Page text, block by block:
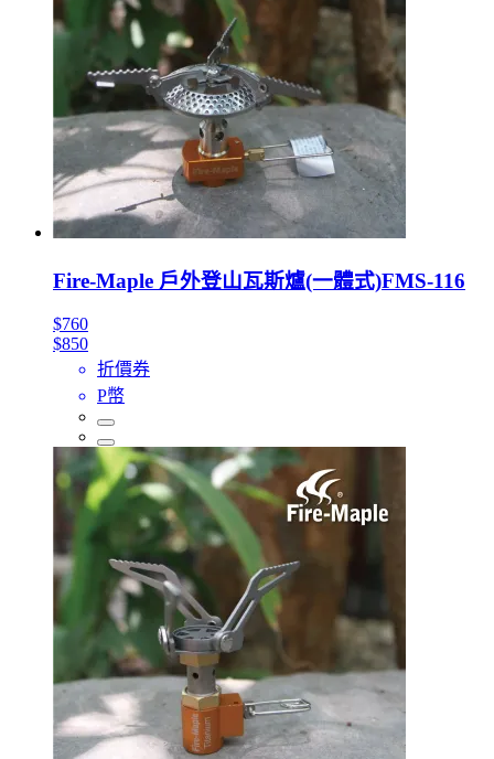
Fire-Maple 戶外登山瓦斯爐(一體式)FMS-116
$760
$850
折價券
P幣